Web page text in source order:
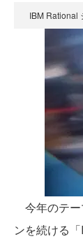
IBM Rational
今年のテー
ンを続ける